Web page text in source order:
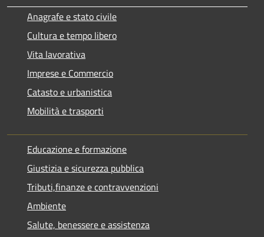
Anagrafe e stato civile
Cultura e tempo libero
Vita lavorativa
Imprese e Commercio
Catasto e urbanistica
Mobilità e trasporti
Educazione e formazione
Giustizia e sicurezza pubblica
Tributi,finanze e contravvenzioni
Ambiente
Salute, benessere e assistenza